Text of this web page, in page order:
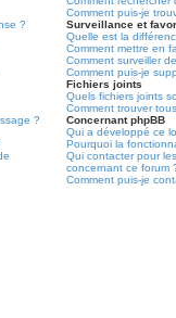
?
?
Comment puis-je
Surveillance et
Quelle est la
Comment mettre en
Comment surveiller
Comment puis-je
Fichiers joints
Quels fichiers joints
Comment trouver
Concernant phpBB
Qui a développé ce
Pourquoi la
Qui contacter pour
concernant ce forum
Comment puis-je